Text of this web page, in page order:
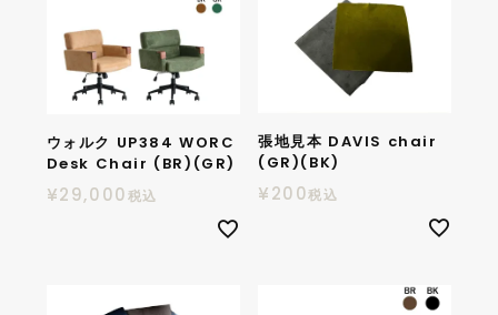
ウォルク UP384 WORC
Desk Chair (BR)(GR)
¥29,000税込
張地見本 DAVIS chair
(GR)(BK)
¥200税込